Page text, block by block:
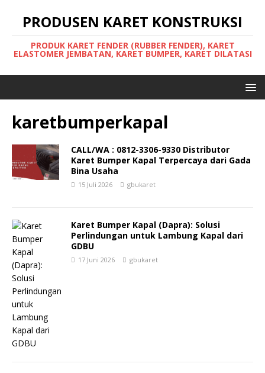
PRODUSEN KARET KONSTRUKSI
PRODUK KARET FENDER (RUBBER FENDER), KARET
ELASTOMER JEMBATAN, KARET BUMPER, KARET DILATASI
karetbumperkapal
CALL/WA : 0812-3306-9330 Distributor
Karet Bumper Kapal Terpercaya dari Gada
Bina Usaha
15 Juli 2026 gbukaret
Karet Bumper Kapal (Dapra): Solusi
Perlindungan untuk Lambung Kapal dari
GDBU
17 Juni 2026 gbukaret